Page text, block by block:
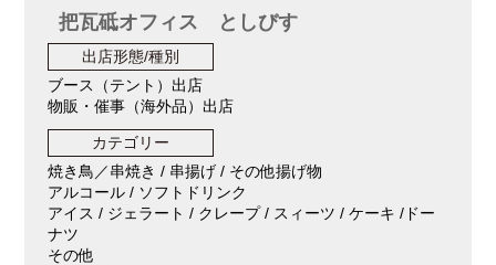
把瓦砥オフィス としびす
出店形態/種別
ブース（テント）出店
物販・催事（海外品）出店
カテゴリー
焼き鳥／串焼き / 串揚げ / その他揚げ物
アルコール / ソフトドリンク
アイス / ジェラート / クレープ / スィーツ / ケーキ /ドー
ナツ
その他